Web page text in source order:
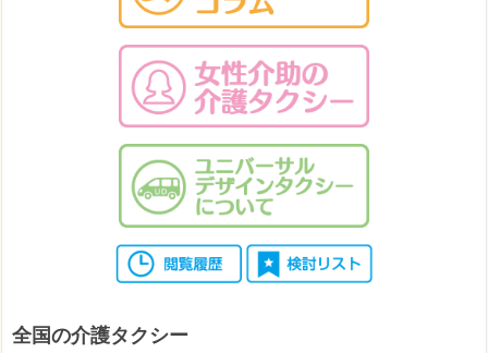
全国の介護タクシー